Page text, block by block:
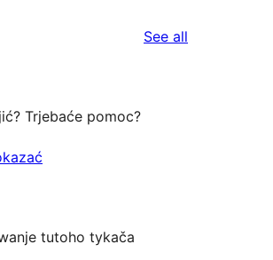
See all
Trjebaće pomoc?
tutoho tykača